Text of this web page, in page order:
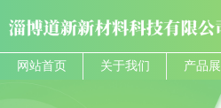
网站首页 关于我们 产品